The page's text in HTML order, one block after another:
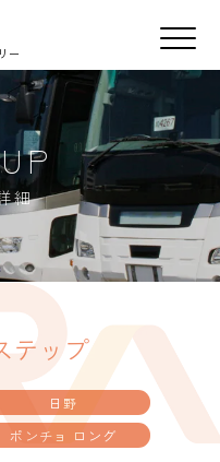
ー
細
テップ
日野
ポンチョ ロング